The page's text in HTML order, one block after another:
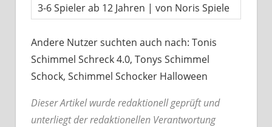
3-6 Spieler ab 12 Jahren | von Noris Spiele
Andere Nutzer suchten auch nach: Tonis
Schimmel Schreck 4.0, Tonys Schimmel
Schock, Schimmel Schocker Halloween
Dieser Artikel wurde redaktionell geprüft und
unterliegt der redaktionellen Verantwortung